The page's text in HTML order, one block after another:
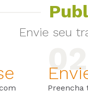
Envie seu
Preencha